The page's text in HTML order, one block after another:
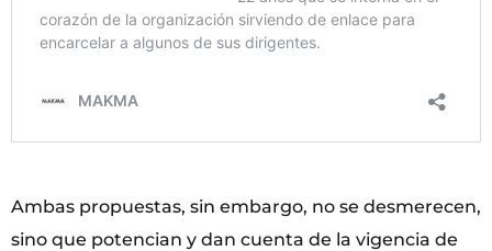
Ambas propuestas, sin embargo, no se desmerecen,
sino que potencian y dan cuenta de la vigencia de